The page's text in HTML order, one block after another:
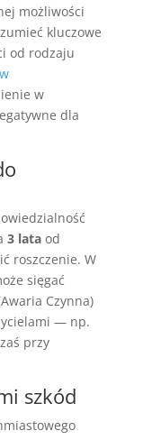
możliwości
kluczowe
od rodzaju
w
dla
3 lataod
roszczenie. W
sięgać
Czynna)
— np.
przy
szkód